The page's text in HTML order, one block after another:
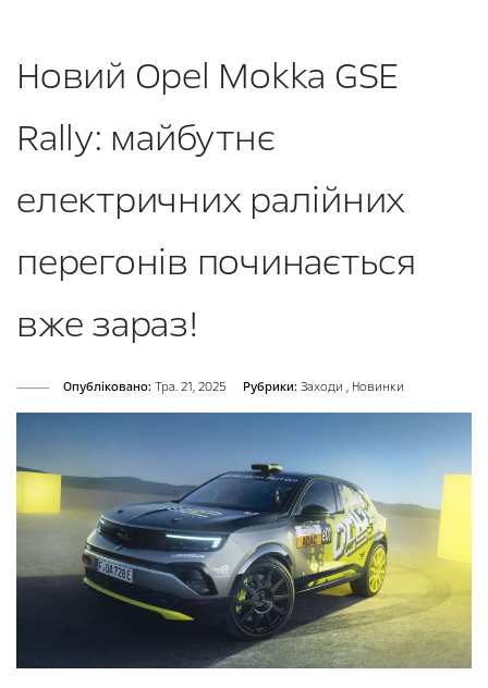
Новий Opel Mokka GSE
Rally: майбутнє
електричних ралійних
перегонів починається
вже зараз!
Опубліковано: Тра. 21, 2025 Рубрики: Заходи , Новинки